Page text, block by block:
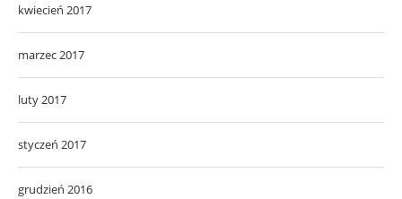
kwiecień 2017
marzec 2017
luty 2017
styczeń 2017
grudzień 2016